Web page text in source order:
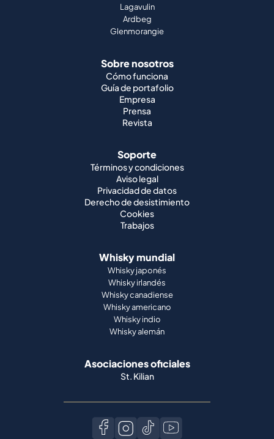
Lagavulin
Ardbeg
Glenmorangie
Sobre nosotros
Cómo funciona
Guía de portafolio
Empresa
Prensa
Revista
Soporte
Términos y condiciones
Aviso legal
Privacidad de datos
Derecho de desistimiento
Cookies
Trabajos
Whisky mundial
Whisky japonés
Whisky irlandés
Whisky canadiense
Whisky americano
Whisky indio
Whisky alemán
Asociaciones oficiales
St. Kilian